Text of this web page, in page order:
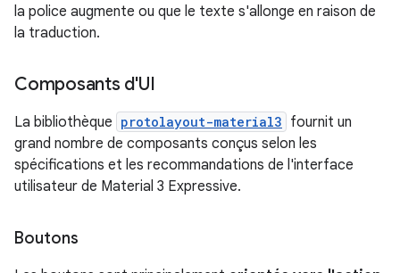
la police augmente ou que le texte s'allonge en raison de
la traduction.
Composants d'UI
La bibliothèque protolayout-material3 fournit un
grand nombre de composants conçus selon les
spécifications et les recommandations de l'interface
utilisateur de Material 3 Expressive.
Boutons